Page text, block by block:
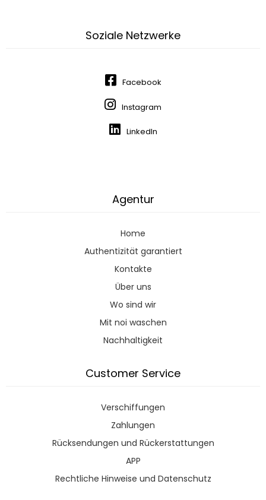
Soziale Netzwerke
Facebook
Instagram
LinkedIn
Agentur
Home
Authentizität garantiert
Kontakte
Über uns
Wo sind wir
Mit noi waschen
Nachhaltigkeit
Customer Service
Verschiffungen
Zahlungen
Rücksendungen und Rückerstattungen
APP
Rechtliche Hinweise und Datenschutz